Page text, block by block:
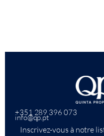
+351 289 396 073
info@qp.pt
Inscrivez-vous à notre